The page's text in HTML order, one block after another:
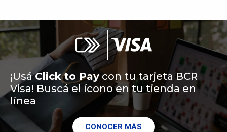
¡UsáClick to Pay con tu tarjeta BCR
Visa! Buscá el ícono en tu tienda en
línea
CONOCER MÁS